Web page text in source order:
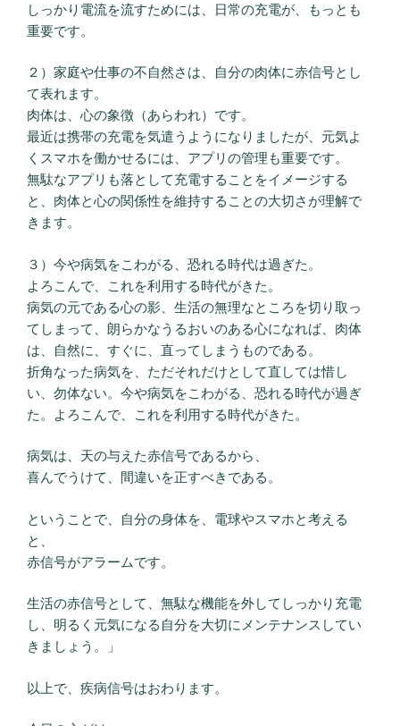
しっかり電流を流すためには、日常の充電が、もっとも
重要です。
２）家庭や仕事の不自然さは、自分の肉体に赤信号とし
て表れます。
肉体は、心の象徴（あらわれ）です。
最近は携帯の充電を気遣うようになりましたが、元気よ
くスマホを働かせるには、アプリの管理も重要です。
無駄なアプリも落として充電することをイメージする
と、肉体と心の関係性を維持することの大切さが理解で
きます。
３）今や病気をこわがる、恐れる時代は過ぎた。
よろこんで、これを利用する時代がきた。
病気の元である心の影、生活の無理なところを切り取っ
てしまって、朗らかなうるおいのある心になれば、肉体
は、自然に、すぐに、直ってしまうものである。
折角なった病気を、ただそれだけとして直しては惜し
い、勿体ない。今や病気をこわがる、恐れる時代が過ぎ
た。よろこんで、これを利用する時代がきた。
病気は、天の与えた赤信号であるから、
喜んでうけて、間違いを正すべきである。
ということで、自分の身体を、電球やスマホと考える
と、
赤信号がアラームです。
生活の赤信号として、無駄な機能を外してしっかり充電
し、明るく元気になる自分を大切にメンテナンスしてい
きましょう。」
以上で、疾病信号はおわります。